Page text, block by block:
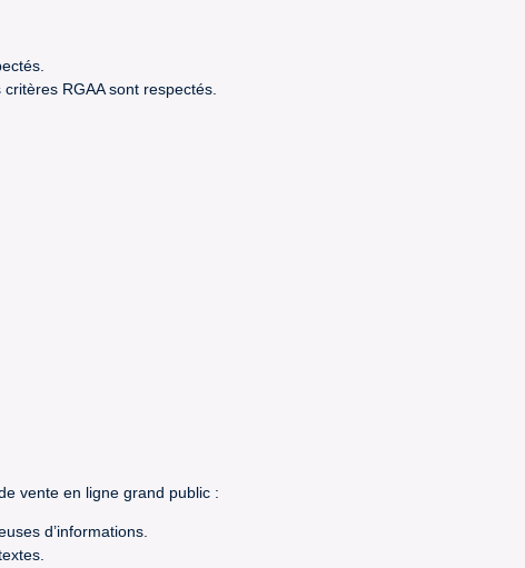
RGAA sont respectés.
vente en ligne grand public :
d’informations.